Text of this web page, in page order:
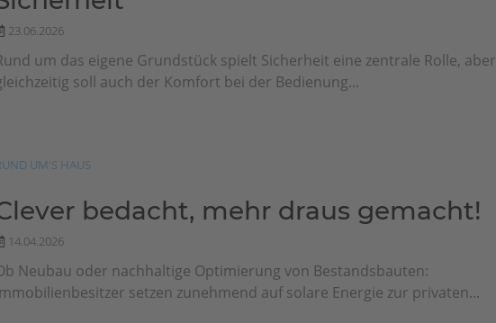
23.06.2026
um das eigene Grundstück spielt Sicherheit eine zentrale Rolle, aber
soll auch der Komfort bei der Bedienung...
UM'S HAUS
bedacht, mehr draus gemacht!
14.04.2026
Neubau oder nachhaltige Optimierung von Bestandsbauten:
setzen zunehmend auf solare Energie zur privaten...